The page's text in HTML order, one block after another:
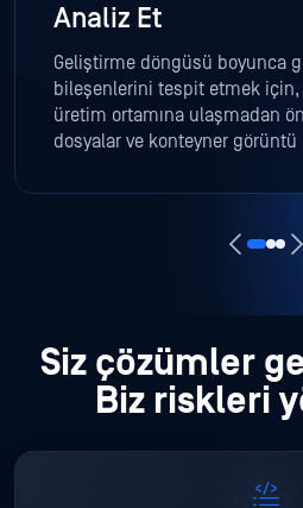
Analiz Et
Geliştirme döngüsü boyunca
bileşenlerini tespit etmek
üretim ortamına ulaşmadan
dosyalar ve konteyner görüntü
Siz çözümler
Biz riskleri